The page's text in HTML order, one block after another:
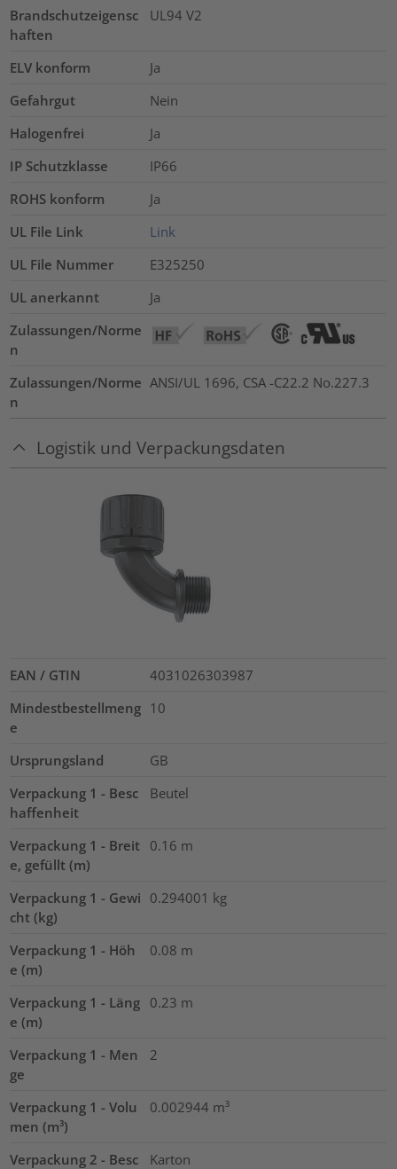
Brandschutzeigensc
haften
UL94 V2
ELV konform
Ja
Gefahrgut
Nein
Halogenfrei
Ja
IP Schutzklasse
IP66
ROHS konform
Ja
UL File Link
Link
UL File Nummer
E325250
UL anerkannt
Ja
Zulassungen/Norme
n
Zulassungen/Norme
n
ANSI/UL 1696, CSA -C22.2 No.227.3
Logistik und Verpackungsdaten
EAN / GTIN
4031026303987
Mindestbestellmeng
e
10
Ursprungsland
GB
Verpackung 1 - Besc
haffenheit
Beutel
Verpackung 1 - Breit
e, gefüllt (m)
0.16 m
Verpackung 1 - Gewi
cht (kg)
0.294001 kg
Verpackung 1 - Höh
e (m)
0.08 m
Verpackung 1 - Läng
e (m)
0.23 m
Verpackung 1 - Men
ge
2
Verpackung 1 - Volu
men (m³)
0.002944 m³
Verpackung 2 - Besc Karton